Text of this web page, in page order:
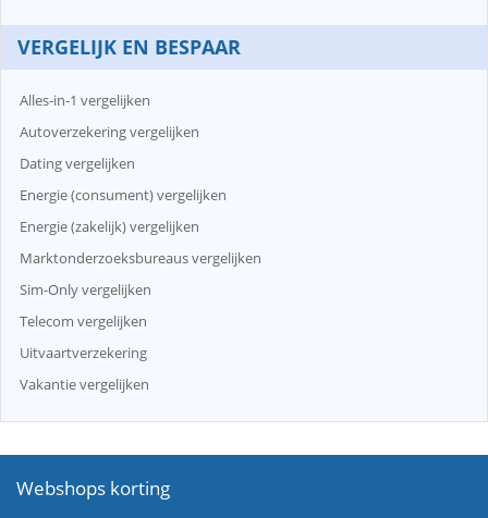
VERGELIJK EN BESPAAR
Alles-in-1 vergelijken
Autoverzekering vergelijken
Dating vergelijken
Energie (consument) vergelijken
Energie (zakelijk) vergelijken
Marktonderzoeksbureaus vergelijken
Sim-Only vergelijken
Telecom vergelijken
Uitvaartverzekering
Vakantie vergelijken
Webshops korting